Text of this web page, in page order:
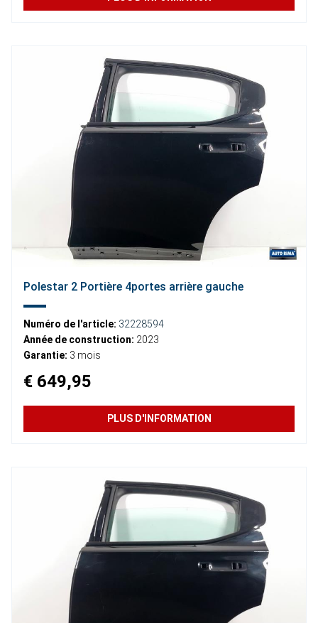
Polestar 2 Portière 4portes arrière gauche
Numéro de l'article: 32228594
Année de construction: 2023
Garantie: 3 mois
€ 649,95
PLUS D'INFORMATION